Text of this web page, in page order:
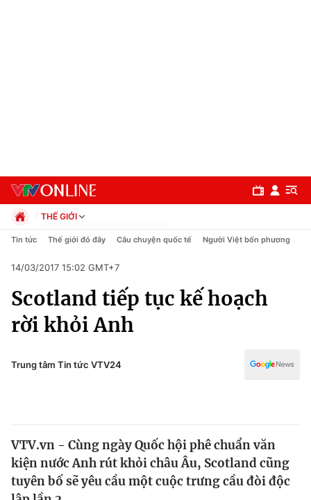
Chuyên mục
Chính trị
Thế giới
THẾ GIỚI
Chính trị
Pháp luật
Kinh tế
Thể thao
Truyền hình
Y tế
Tin tức Thế giới đó đây Câu chuyện quốc tế Người Việt bốn phương
14/03/2017 15:02 GMT+7
Scotland tiếp tục kế hoạch
rời khỏi Anh
Trung tâm Tin tức VTV24
VTV.vn - Cùng ngày Quốc hội phê chuẩn văn
kiện nước Anh rút khỏi châu Âu, Scotland cũng
tuyên bố sẽ yêu cầu một cuộc trưng cầu đòi độc